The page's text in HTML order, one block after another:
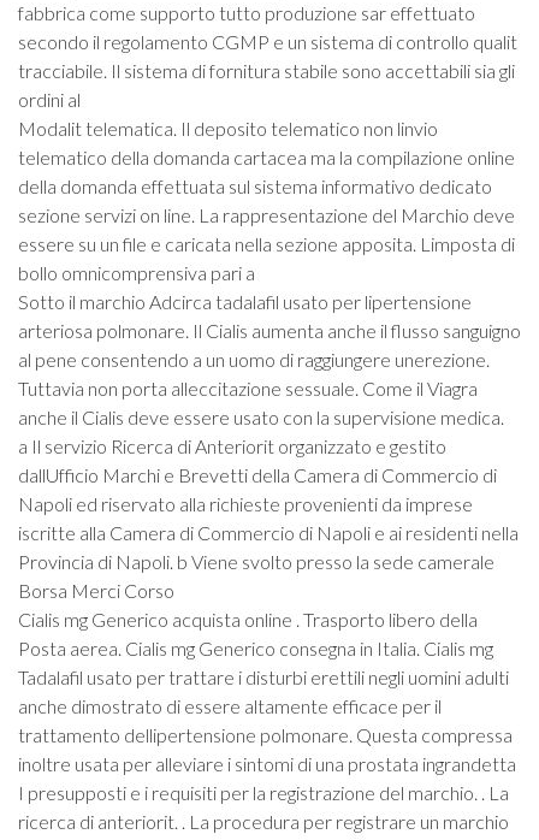
fabbrica come supporto tutto produzione sar effettuato
secondo il regolamento CGMP e un sistema di controllo qualit
tracciabile. Il sistema di fornitura stabile sono accettabili sia gli
ordini al
Modalit telematica. Il deposito telematico non linvio
telematico della domanda cartacea ma la compilazione online
della domanda effettuata sul sistema informativo dedicato
sezione servizi on line. La rappresentazione del Marchio deve
essere su un file e caricata nella sezione apposita. Limposta di
bollo omnicomprensiva pari a
Sotto il marchio Adcirca tadalafil usato per lipertensione
arteriosa polmonare. Il Cialis aumenta anche il flusso sanguigno
al pene consentendo a un uomo di raggiungere unerezione.
Tuttavia non porta alleccitazione sessuale. Come il Viagra
anche il Cialis deve essere usato con la supervisione medica.
a Il servizio Ricerca di Anteriorit organizzato e gestito
dallUfficio Marchi e Brevetti della Camera di Commercio di
Napoli ed riservato alla richieste provenienti da imprese
iscritte alla Camera di Commercio di Napoli e ai residenti nella
Provincia di Napoli. b Viene svolto presso la sede camerale
Borsa Merci Corso
Cialis mg Generico acquista online . Trasporto libero della
Posta aerea. Cialis mg Generico consegna in Italia. Cialis mg
Tadalafil usato per trattare i disturbi erettili negli uomini adulti
anche dimostrato di essere altamente efficace per il
trattamento dellipertensione polmonare. Questa compressa
inoltre usata per alleviare i sintomi di una prostata ingrandetta
I presupposti e i requisiti per la registrazione del marchio. . La
ricerca di anteriorit. . La procedura per registrare un marchio